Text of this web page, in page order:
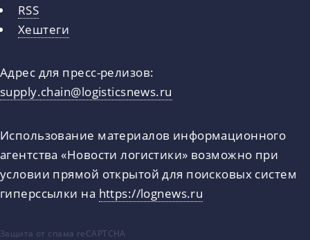
RSS
Хештеги
Адрес для пресс-релизов:
supply.chain@logisticsnews.ru
Использование материалов информационного
агентства «Новости логистики» возможно при
условии прямой открытой для поисковых систем
гиперссылки на https://lognews.ru
Защита от спама reCAPTCHA